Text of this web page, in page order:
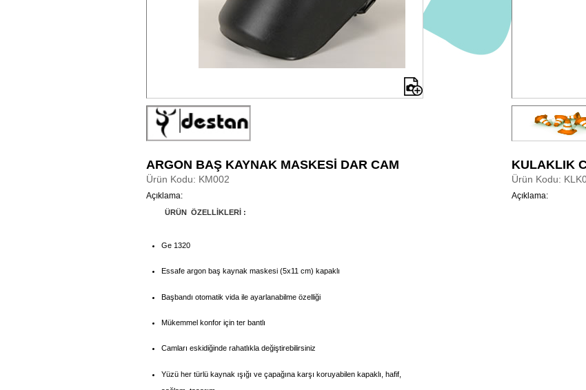
ARGON BAŞ KAYNAK MASKESİ DAR CAM
Ürün Kodu: KM002
Açıklama:
ÜRÜN ÖZELLİKLERİ :
Ge 1320
Essafe argon baş kaynak maskesi (5x11 cm) kapaklı
Başbandı otomatik vida ile ayarlanabilme özelliği
Mükemmel konfor için ter bantlı
Camları eskidiğinde rahatlıkla değiştirebilirsiniz
Yüzü her türlü kaynak ışığı ve çapağına karşı koruyabilen kapaklı, hafif,
KULAKLIK
Ürün Kodu:
Açıklama: